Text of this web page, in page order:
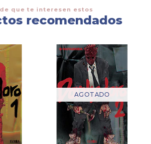
que te interesen estos
recomendados
AGOTADO